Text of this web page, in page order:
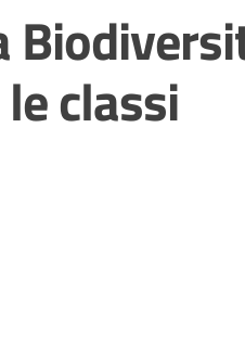
classi